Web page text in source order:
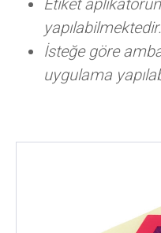
Etiket
yapılabilmektedir.
İsteğe göre
uygulama